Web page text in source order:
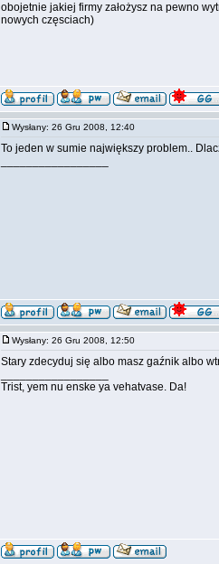
obojetnie jakiej firmy założysz na pewno
nowych częsciach)
Wysłany: 26 Gru 2008, 12:40
To jeden w sumie największy problem..
Wysłany: 26 Gru 2008, 12:50
Stary zdecyduj się albo masz gaźnik albo
Trist, yem nu enske ya vehatvase. Da!